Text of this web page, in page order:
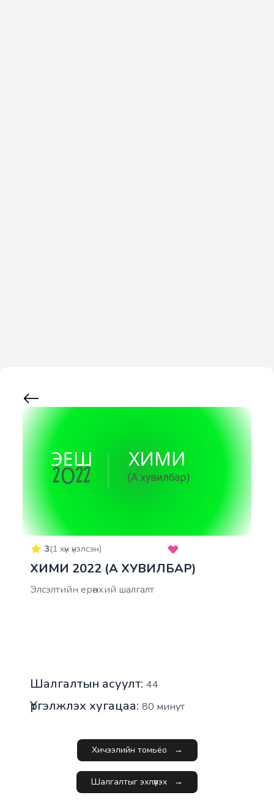
3(1 хүн үнэлсэн)
ХИМИ 2022 (A ХУВИЛБАР)
Элсэлтийн ерөнхий шалгалт
Шалгалтын асуулт: 44
Үргэлжлэх хугацаа: 80 минут
Хичээлийн томьёо →
Шалгалтыг эхлүүлэх →